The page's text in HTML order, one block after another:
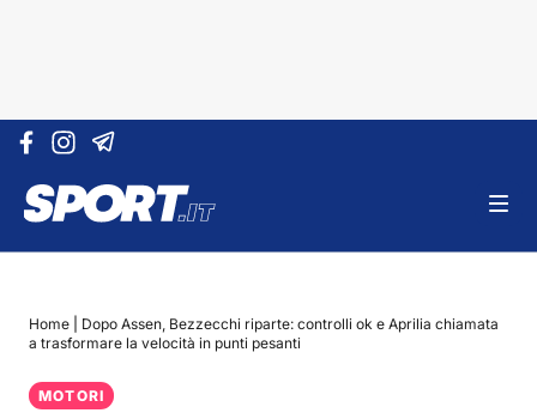
Vai al contenuto
Home
Dopo Assen, Bezzecchi riparte: controlli ok e Aprilia chiamata
a trasformare la velocità in punti pesanti
MOTORI